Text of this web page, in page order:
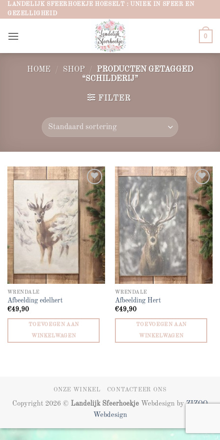
Ga
naar
LANDELIJK SFEERHOEKJE HOESELT : UNIEK IN SFEER EN
GEZELLIGHEID
0
HOME / SHOP /
PRODUCTEN GETAGGED
“SCHILDERIJ”
FILTER
Add to
wishlist
WRENDALE
Afbeelding edelhert
€49,90
TOEVOEGEN AAN
WINKELWAGEN
Add to
wishlist
WRENDALE
Afbeelding Hert
€49,90
TOEVOEGEN AAN
WINKELWAGEN
ONZE WINKEL CONTACTEER ONS
Copyright 2026 © Landelijk Sfeerhoekje Webdesign byZIZOO
Webdesign